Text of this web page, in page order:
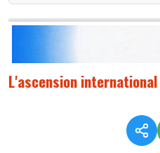
L'ascension